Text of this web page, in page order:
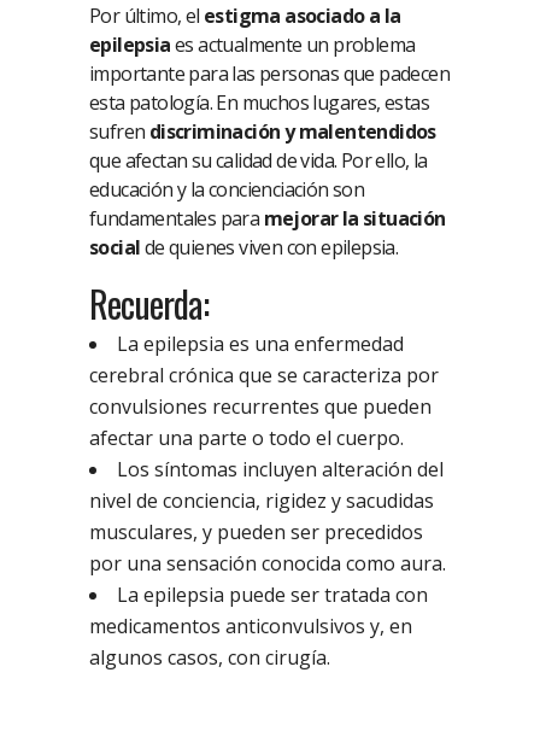
Por último, el estigma asociado a la
epilepsiaes actualmente un problema
importante para las personas que padecen
esta patología. En muchos lugares, estas
sufren discriminación y malentendidos
que afectan su calidad de vida. Por ello, la
educación y la concienciación son
fundamentales para mejorar la situación
socialde quienes viven con epilepsia.
Recuerda:
La epilepsia es una enfermedad
cerebral crónica que se caracteriza por
convulsiones recurrentes que pueden
afectar una parte o todo el cuerpo.
Los síntomas incluyen alteración del
nivel de conciencia, rigidez y sacudidas
musculares, y pueden ser precedidos
por una sensación conocida como aura.
La epilepsia puede ser tratada con
medicamentos anticonvulsivos y, en
algunos casos, con cirugía.